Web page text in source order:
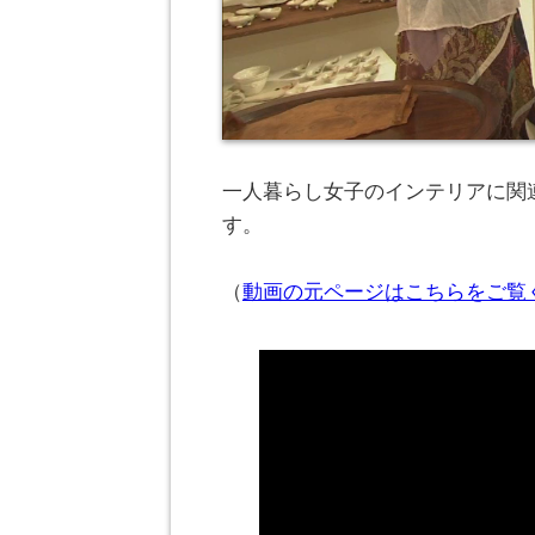
一人暮らし女子のインテリアに関
す。
（動画の元ページはこちらをご覧